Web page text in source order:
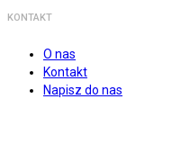
KONTAKT
O nas
Kontakt
Napisz do nas